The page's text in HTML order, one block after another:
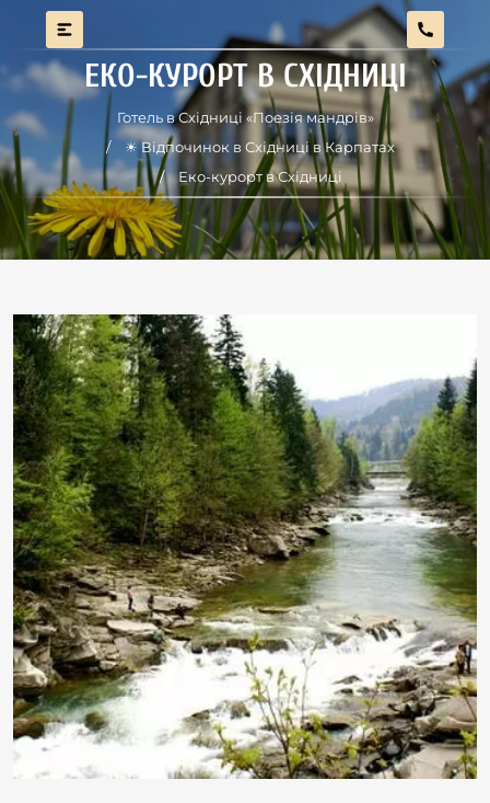
ЕКО-КУРОРТ В СХІДНИЦІ
Готель в Східниці «Поезія мандрів»
☀ Відпочинок в Східниці в Карпатах
Еко-курорт в Східниці